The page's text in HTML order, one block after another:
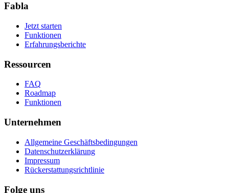
Fabla
Jetzt starten
Funktionen
Erfahrungsberichte
Ressourcen
FAQ
Roadmap
Funktionen
Unternehmen
Allgemeine Geschäftsbedingungen
Datenschutzerklärung
Impressum
Rückerstattungsrichtlinie
Folge uns